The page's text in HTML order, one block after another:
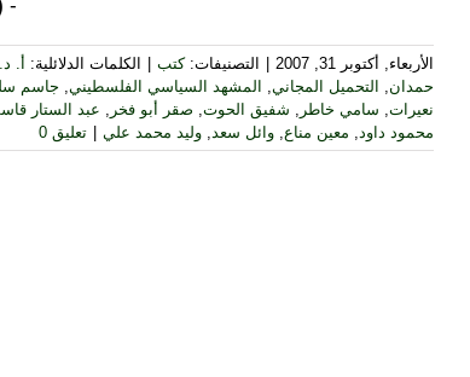
-
الأربعاء, أكتوبر 31, 2007 التصنيفات:كتب الكلمات الدلائلية: أ.
حمدان
التحميل المجاني المشهد السياسي الفلسطيني جاسم
نعيرات سامي خاطر شفيق الحوت صقر أبو فخر عبد الستار
محمود داود
معين مناع وائل سعد وليد محمد علي تعليق 0